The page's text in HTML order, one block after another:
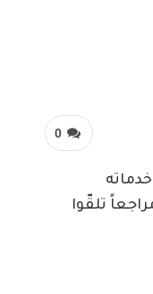
0
لأول مرة منذ اندلاع الحرب، حيث شهد اليوم الأول لعودة العمل استقبال 40 مراجعاً تلقّوا